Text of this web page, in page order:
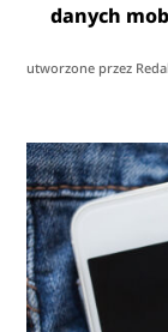
danych
utworzone przez